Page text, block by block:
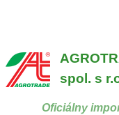
spol. s
Oficiálny